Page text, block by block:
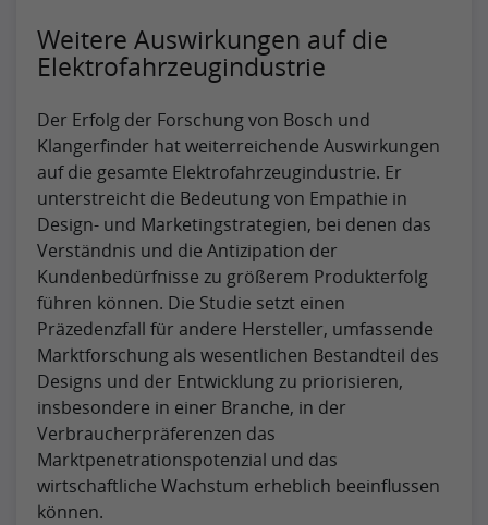
Weitere Auswirkungen auf die
Elektrofahrzeugindustrie
Der Erfolg der Forschung von Bosch und
Klangerfinder hat weiterreichende Auswirkungen
auf die gesamte Elektrofahrzeugindustrie. Er
unterstreicht die Bedeutung von Empathie in
Design- und Marketingstrategien, bei denen das
Verständnis und die Antizipation der
Kundenbedürfnisse zu größerem Produkterfolg
führen können. Die Studie setzt einen
Präzedenzfall für andere Hersteller, umfassende
Marktforschung als wesentlichen Bestandteil des
Designs und der Entwicklung zu priorisieren,
insbesondere in einer Branche, in der
Verbraucherpräferenzen das
Marktpenetrationspotenzial und das
wirtschaftliche Wachstum erheblich beeinflussen
können.